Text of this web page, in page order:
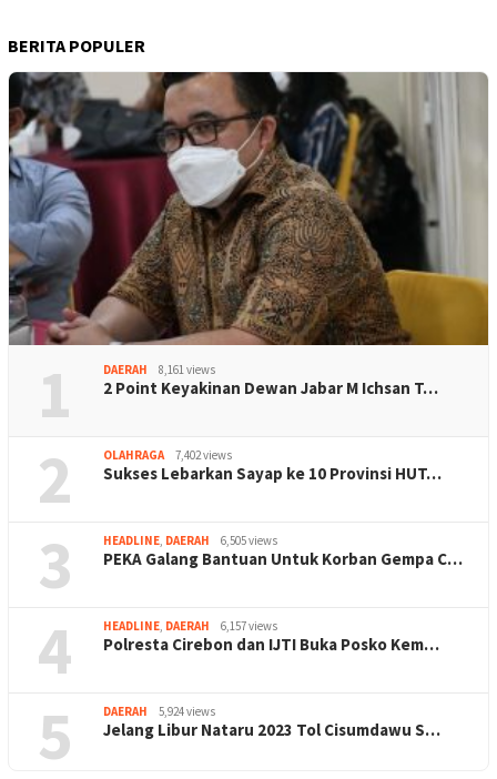
BERITA POPULER
1 DAERAH 8,161 views
2 Point Keyakinan Dewan Jabar M Ichsan T…
2 OLAHRAGA 7,402 views
Sukses Lebarkan Sayap ke 10 Provinsi HUT…
3 HEADLINE, DAERAH 6,505 views
PEKA Galang Bantuan Untuk Korban Gempa C…
4 HEADLINE, DAERAH 6,157 views
Polresta Cirebon dan IJTI Buka Posko Kem…
5 DAERAH 5,924 views
Jelang Libur Nataru 2023 Tol Cisumdawu S…